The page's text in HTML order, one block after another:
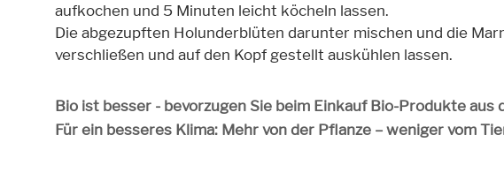
aufkochen und 5 Minuten leicht köcheln lassen.
Die abgezupften Holunderblüten darunter mischen und die
verschließen und auf den Kopf gestellt auskühlen lassen.
Bio ist besser - bevorzugen Sie beim Einkauf Bio-Produkte aus
Für ein besseres Klima: Mehr von der Pflanze – weniger vom